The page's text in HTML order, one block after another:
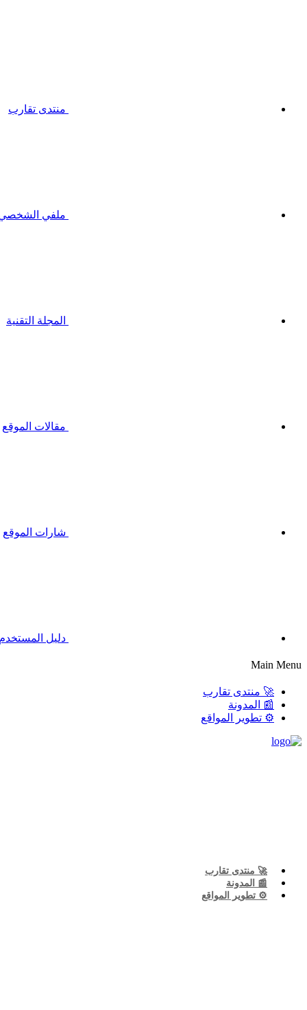
منتدى تقارب
ملفي
المجلة التقنية
مقالات الموقع
شارات الموقع
دليل المستخدم
Main Menu
🚀 منتدى تقارب
📰 المدونة
⚙️ تطوير المواقع
🚀 منتدى تقارب
📰 المدونة
⚙️ تطوير المواقع